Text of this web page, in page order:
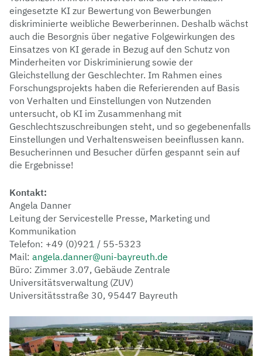
eingesetzte KI zur Bewertung von Bewerbungen
diskriminierte weibliche Bewerberinnen. Deshalb wächst
auch die Besorgnis über negative Folgewirkungen des
Einsatzes von KI gerade in Bezug auf den Schutz von
Minderheiten vor Diskriminierung sowie der
Gleichstellung der Geschlechter. Im Rahmen eines
Forschungsprojekts haben die Referierenden auf Basis
von Verhalten und Einstellungen von Nutzenden
untersucht, ob KI im Zusammenhang mit
Geschlechtszuschreibungen steht, und so gegebenenfalls
Einstellungen und Verhaltensweisen beeinflussen kann.
Besucherinnen und Besucher dürfen gespannt sein auf
die Ergebnisse!
Kontakt:
Angela Danner
Leitung der Servicestelle Presse, Marketing und
Kommunikation
Telefon: +49 (0)921 / 55-5323
Mail: angela.danner@uni-bayreuth.de
Büro: Zimmer 3.07, Gebäude Zentrale
Universitätsverwaltung (ZUV)
Universitätsstraße 30, 95447 Bayreuth